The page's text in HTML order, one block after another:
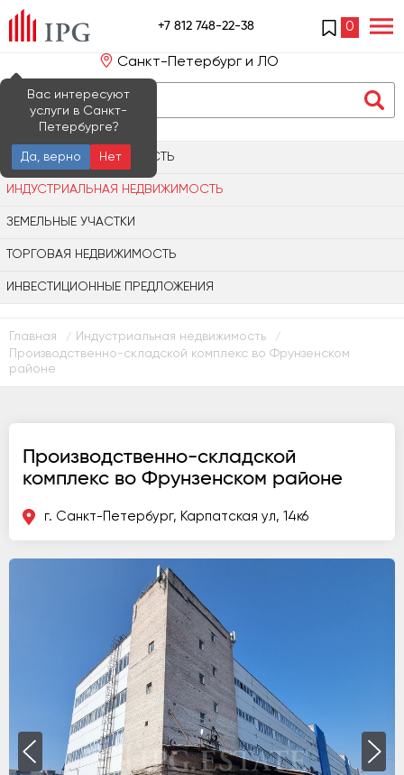
+7 812 748-22-38 0
Санкт-Петербург и ЛО
Вас интересуют
услуги в Санкт-
Петербурге?
Да, верно Нет
ОФИСНАЯ НЕДВИЖИМОСТЬ
ИНДУСТРИАЛЬНАЯ НЕДВИЖИМОСТЬ
ЗЕМЕЛЬНЫЕ УЧАСТКИ
ТОРГОВАЯ НЕДВИЖИМОСТЬ
ИНВЕСТИЦИОННЫЕ ПРЕДЛОЖЕНИЯ
Главная / Индустриальная недвижимость /
Производственно-складской комплекс во Фрунзенском
районе
Производственно-складской
комплекс во Фрунзенском районе
г. Санкт-Петербург, Карпатская ул, 14к6